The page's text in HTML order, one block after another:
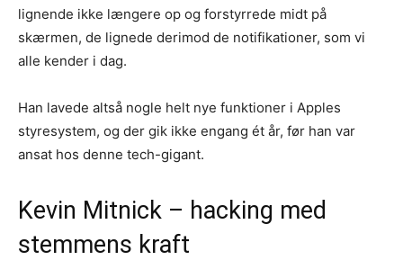
lignende ikke længere op og forstyrrede midt på
skærmen, de lignede derimod de notifikationer, som vi
alle kender i dag.
Han lavede altså nogle helt nye funktioner i Apples
styresystem, og der gik ikke engang ét år, før han var
ansat hos denne tech-gigant.
Kevin Mitnick – hacking med
stemmens kraft